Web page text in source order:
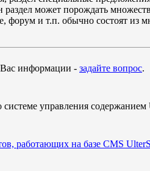
может порождать
форум и т.п. обычно состоят
информации - задайте вопрос.
системе управления содержанием
работающих на базе CMS